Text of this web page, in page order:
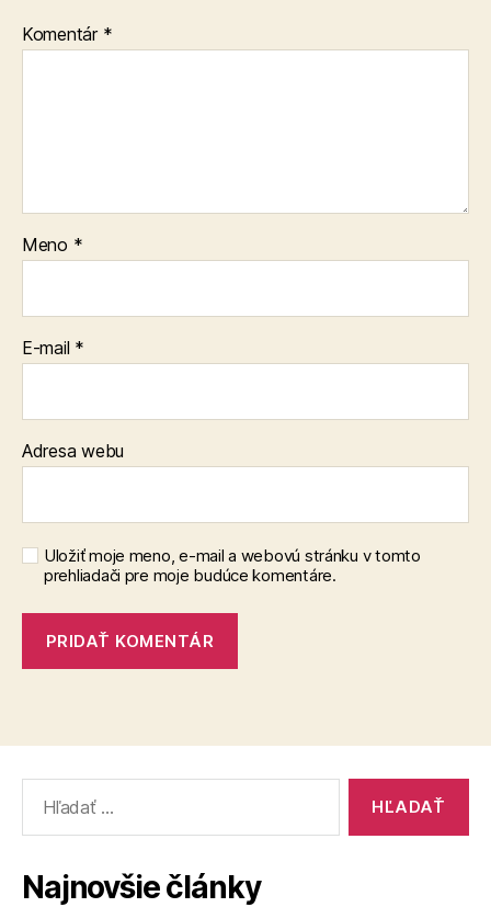
Komentár *
Meno *
E-mail *
Adresa webu
Uložiť moje meno, e-mail a webovú stránku v tomto
prehliadači pre moje budúce komentáre.
Najnovšie články